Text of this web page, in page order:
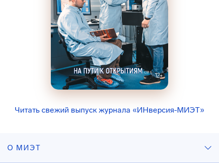
Читать свежий выпуск журнала «ИНверсия-МИЭТ»
О МИЭТ